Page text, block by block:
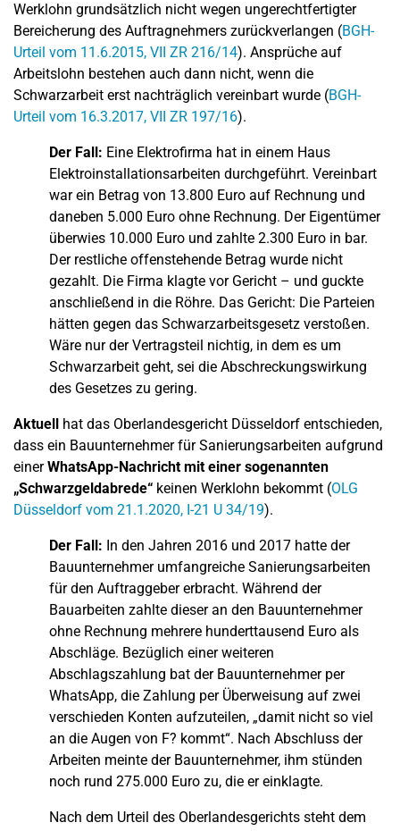
Werklohn grundsätzlich nicht wegen ungerechtfertigter
Bereicherung des Auftragnehmers zurückverlangen (BGH-
Urteil vom 11.6.2015, VII ZR 216/14). Ansprüche auf
Arbeitslohn bestehen auch dann nicht, wenn die
Schwarzarbeit erst nachträglich vereinbart wurde (BGH-
Urteil vom 16.3.2017, VII ZR 197/16).
Der Fall: Eine Elektrofirma hat in einem Haus
Elektroinstallationsarbeiten durchgeführt. Vereinbart
war ein Betrag von 13.800 Euro auf Rechnung und
daneben 5.000 Euro ohne Rechnung. Der Eigentümer
überwies 10.000 Euro und zahlte 2.300 Euro in bar.
Der restliche offenstehende Betrag wurde nicht
gezahlt. Die Firma klagte vor Gericht – und guckte
anschließend in die Röhre. Das Gericht: Die Parteien
hätten gegen das Schwarzarbeitsgesetz verstoßen.
Wäre nur der Vertragsteil nichtig, in dem es um
Schwarzarbeit geht, sei die Abschreckungswirkung
des Gesetzes zu gering.
Aktuell hat das Oberlandesgericht Düsseldorf entschieden,
dass ein Bauunternehmer für Sanierungsarbeiten aufgrund
einerWhatsApp-Nachricht mit einer sogenannten
„Schwarzgeldabrede“ keinen Werklohn bekommt (OLG
Düsseldorf vom 21.1.2020, I-21 U 34/19).
Der Fall: In den Jahren 2016 und 2017 hatte der
Bauunternehmer umfangreiche Sanierungsarbeiten
für den Auftraggeber erbracht. Während der
Bauarbeiten zahlte dieser an den Bauunternehmer
ohne Rechnung mehrere hunderttausend Euro als
Abschläge. Bezüglich einer weiteren
Abschlagszahlung bat der Bauunternehmer per
WhatsApp, die Zahlung per Überweisung auf zwei
verschieden Konten aufzuteilen, „damit nicht so viel
an die Augen von F? kommt“. Nach Abschluss der
Arbeiten meinte der Bauunternehmer, ihm stünden
noch rund 275.000 Euro zu, die er einklagte.
Nach dem Urteil des Oberlandesgerichts steht dem